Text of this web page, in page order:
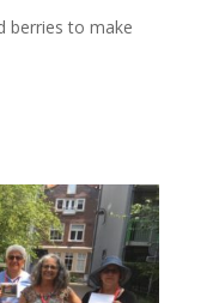
berries to make